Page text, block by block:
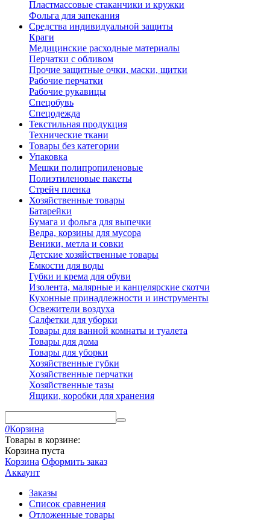
Пластмассовые стаканчики и кружки
Фольга для запекания
Средства индивидуальной защиты
Краги
Медицинские расходные материалы
Перчатки с обливом
Прочие защитные очки, маски, щитки
Рабочие перчатки
Рабочие рукавицы
Спецобувь
Спецодежда
Текстильная продукция
Технические ткани
Товары без категории
Упаковка
Мешки полипропиленовые
Полиэтиленовые пакеты
Стрейч пленка
Хозяйственные товары
Батарейки
Бумага и фольга для выпечки
Ведра, корзины для мусора
Веники, метла и совки
Детские хозяйственные товары
Емкости для воды
Губки и крема для обуви
Изолента, малярные и канцелярские скотчи
Кухонные принадлежности и инструменты
Освежители воздуха
Салфетки для уборки
Товары для ванной комнаты и туалета
Товары для дома
Товары для уборки
Хозяйственные губки
Хозяйственные перчатки
Хозяйственные тазы
Ящики, коробки для хранения
0Корзина
Товары в корзине:
Корзина пуста
Корзина Оформить заказ
Аккаунт
Заказы
Список сравнения
Отложенные товары